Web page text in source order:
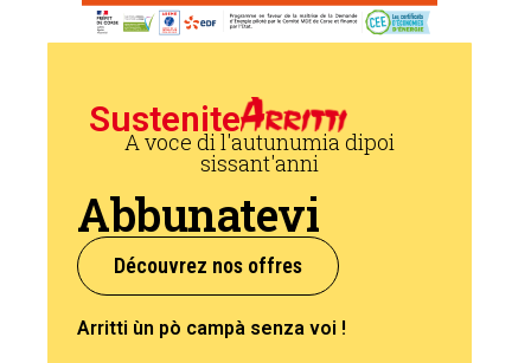
Sustenite
A voce di l'autunumia dipoi
sissant'anni
Abbunatevi
Découvrez nos offres
Arritti ùn pò campà senza voi !